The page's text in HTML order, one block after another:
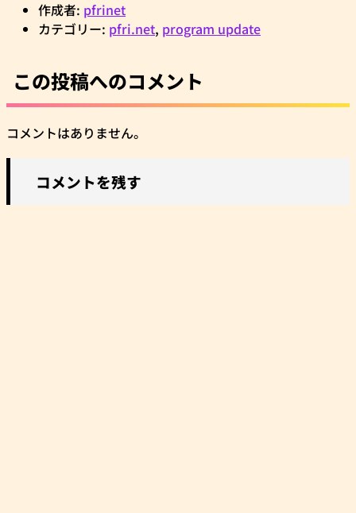
作成者: pfrinet
カテゴリー: pfri.net, program update
この投稿へのコメント
コメントはありません。
コメントを残す